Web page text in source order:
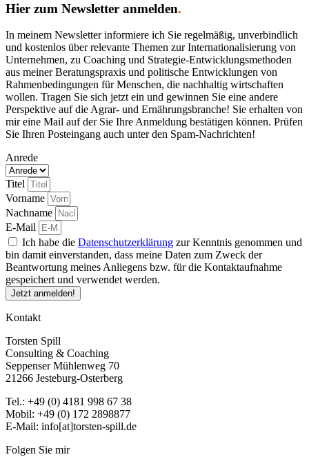
Hier zum Newsletter anmelden.
In meinem Newsletter informiere ich Sie regelmäßig, unverbindlich
und kostenlos über relevante Themen zur Internationalisierung von
Unternehmen, zu Coaching und Strategie-Entwicklungsmethoden
aus meiner Beratungspraxis und politische Entwicklungen von
Rahmenbedingungen für Menschen, die nachhaltig wirtschaften
wollen. Tragen Sie sich jetzt ein und gewinnen Sie eine andere
Perspektive auf die Agrar- und Ernährungsbranche! Sie erhalten von
mir eine Mail auf der Sie Ihre Anmeldung bestätigen können. Prüfen
Sie Ihren Posteingang auch unter den Spam-Nachrichten!
Anrede
Titel
Vorname
Nachname
E-Mail
Ich habe die Datenschutzerklärung zur Kenntnis genommen und
bin damit einverstanden, dass meine Daten zum Zweck der
Beantwortung meines Anliegens bzw. für die Kontaktaufnahme
gespeichert und verwendet werden.
Jetzt anmelden!
Kontakt
Torsten Spill
Consulting & Coaching
Seppenser Mühlenweg 70
21266 Jesteburg-Osterberg
Tel.: +49 (0) 4181 998 67 38
Mobil: +49 (0) 172 2898877
E-Mail: info[at]torsten-spill.de
Folgen Sie mir